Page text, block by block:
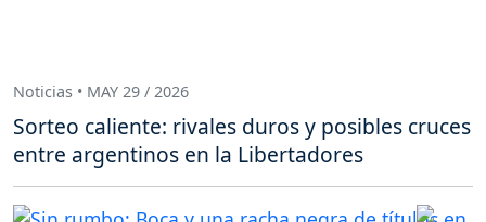
Noticias • MAY 29 / 2026
Sorteo caliente: rivales duros y posibles cruces
entre argentinos en la Libertadores